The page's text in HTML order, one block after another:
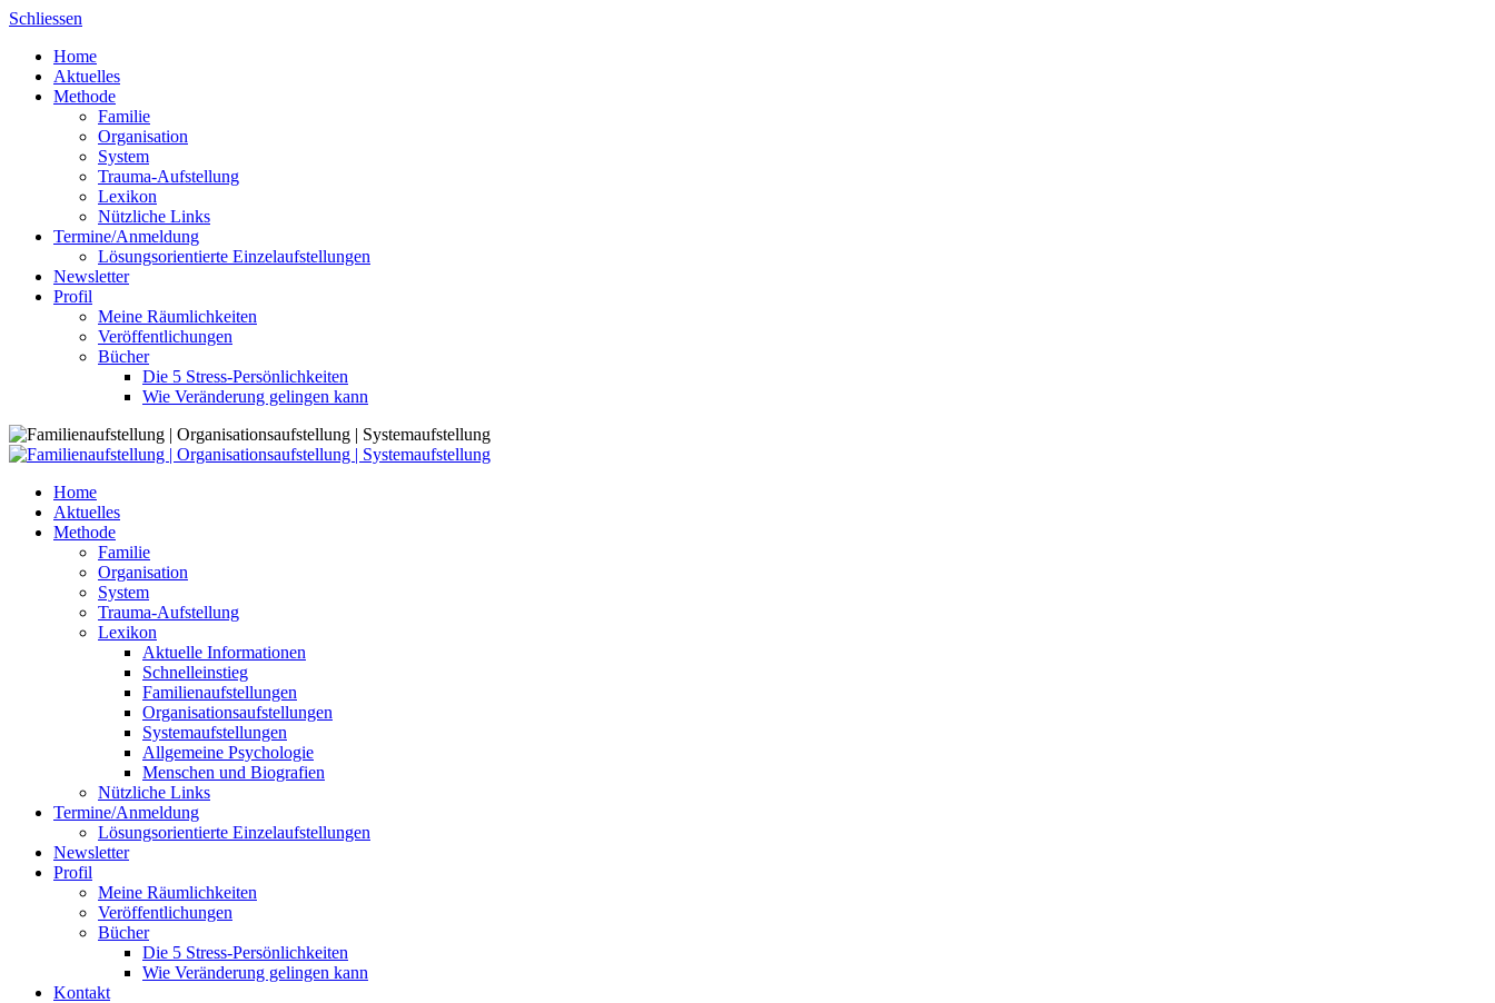
Skip
content
Schliessen
Home
Aktuelles
Methode
Familie
Organisation
System
Trauma-Aufstellung
Lexikon
Nützliche Links
Termine/Anmeldung
Lösungsorientierte Einzelaufstellungen
Newsletter
Profil
Meine Räumlichkeiten
Veröffentlichungen
Bücher
Die 5 Stress-Persönlichkeiten
Wie Veränderung gelingen kann
Home
Aktuelles
Methode
Familie
Organisation
System
Trauma-Aufstellung
Lexikon
Aktuelle Informationen
Schnelleinstieg
Familienaufstellungen
Organisationsaufstellungen
Systemaufstellungen
Allgemeine Psychologie
Menschen und Biografien
Nützliche Links
Termine/Anmeldung
Lösungsorientierte Einzelaufstellungen
Newsletter
Profil
Meine Räumlichkeiten
Veröffentlichungen
Bücher
Die 5 Stress-Persönlichkeiten
Wie Veränderung gelingen kann
Kontakt